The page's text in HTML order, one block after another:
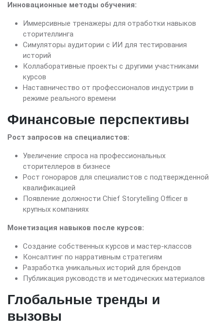
Инновационные методы обучения:
Иммерсивные тренажеры для отработки навыков
сторителлинга
Симуляторы аудитории с ИИ для тестирования
историй
Коллаборативные проекты с другими участниками
курсов
Наставничество от профессионалов индустрии в
режиме реального времени
Финансовые перспективы
Рост запросов на специалистов:
Увеличение спроса на профессиональных
сторителлеров в бизнесе
Рост гонораров для специалистов с подтвержденной
квалификацией
Появление должности Chief Storytelling Officer в
крупных компаниях
Монетизация навыков после курсов:
Создание собственных курсов и мастер-классов
Консалтинг по нарративным стратегиям
Разработка уникальных историй для брендов
Публикация руководств и методических материалов
Глобальные тренды и
вызовы